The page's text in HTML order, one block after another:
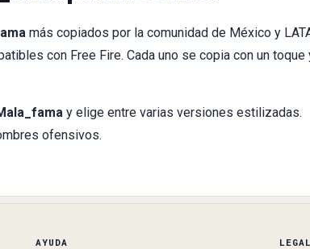
más copiados por la comunidad de México y
con Free Fire. Cada uno se copia con un toque
y elige entre varias versiones estilizadas.
ofensivos.
AYUDA LEGAL